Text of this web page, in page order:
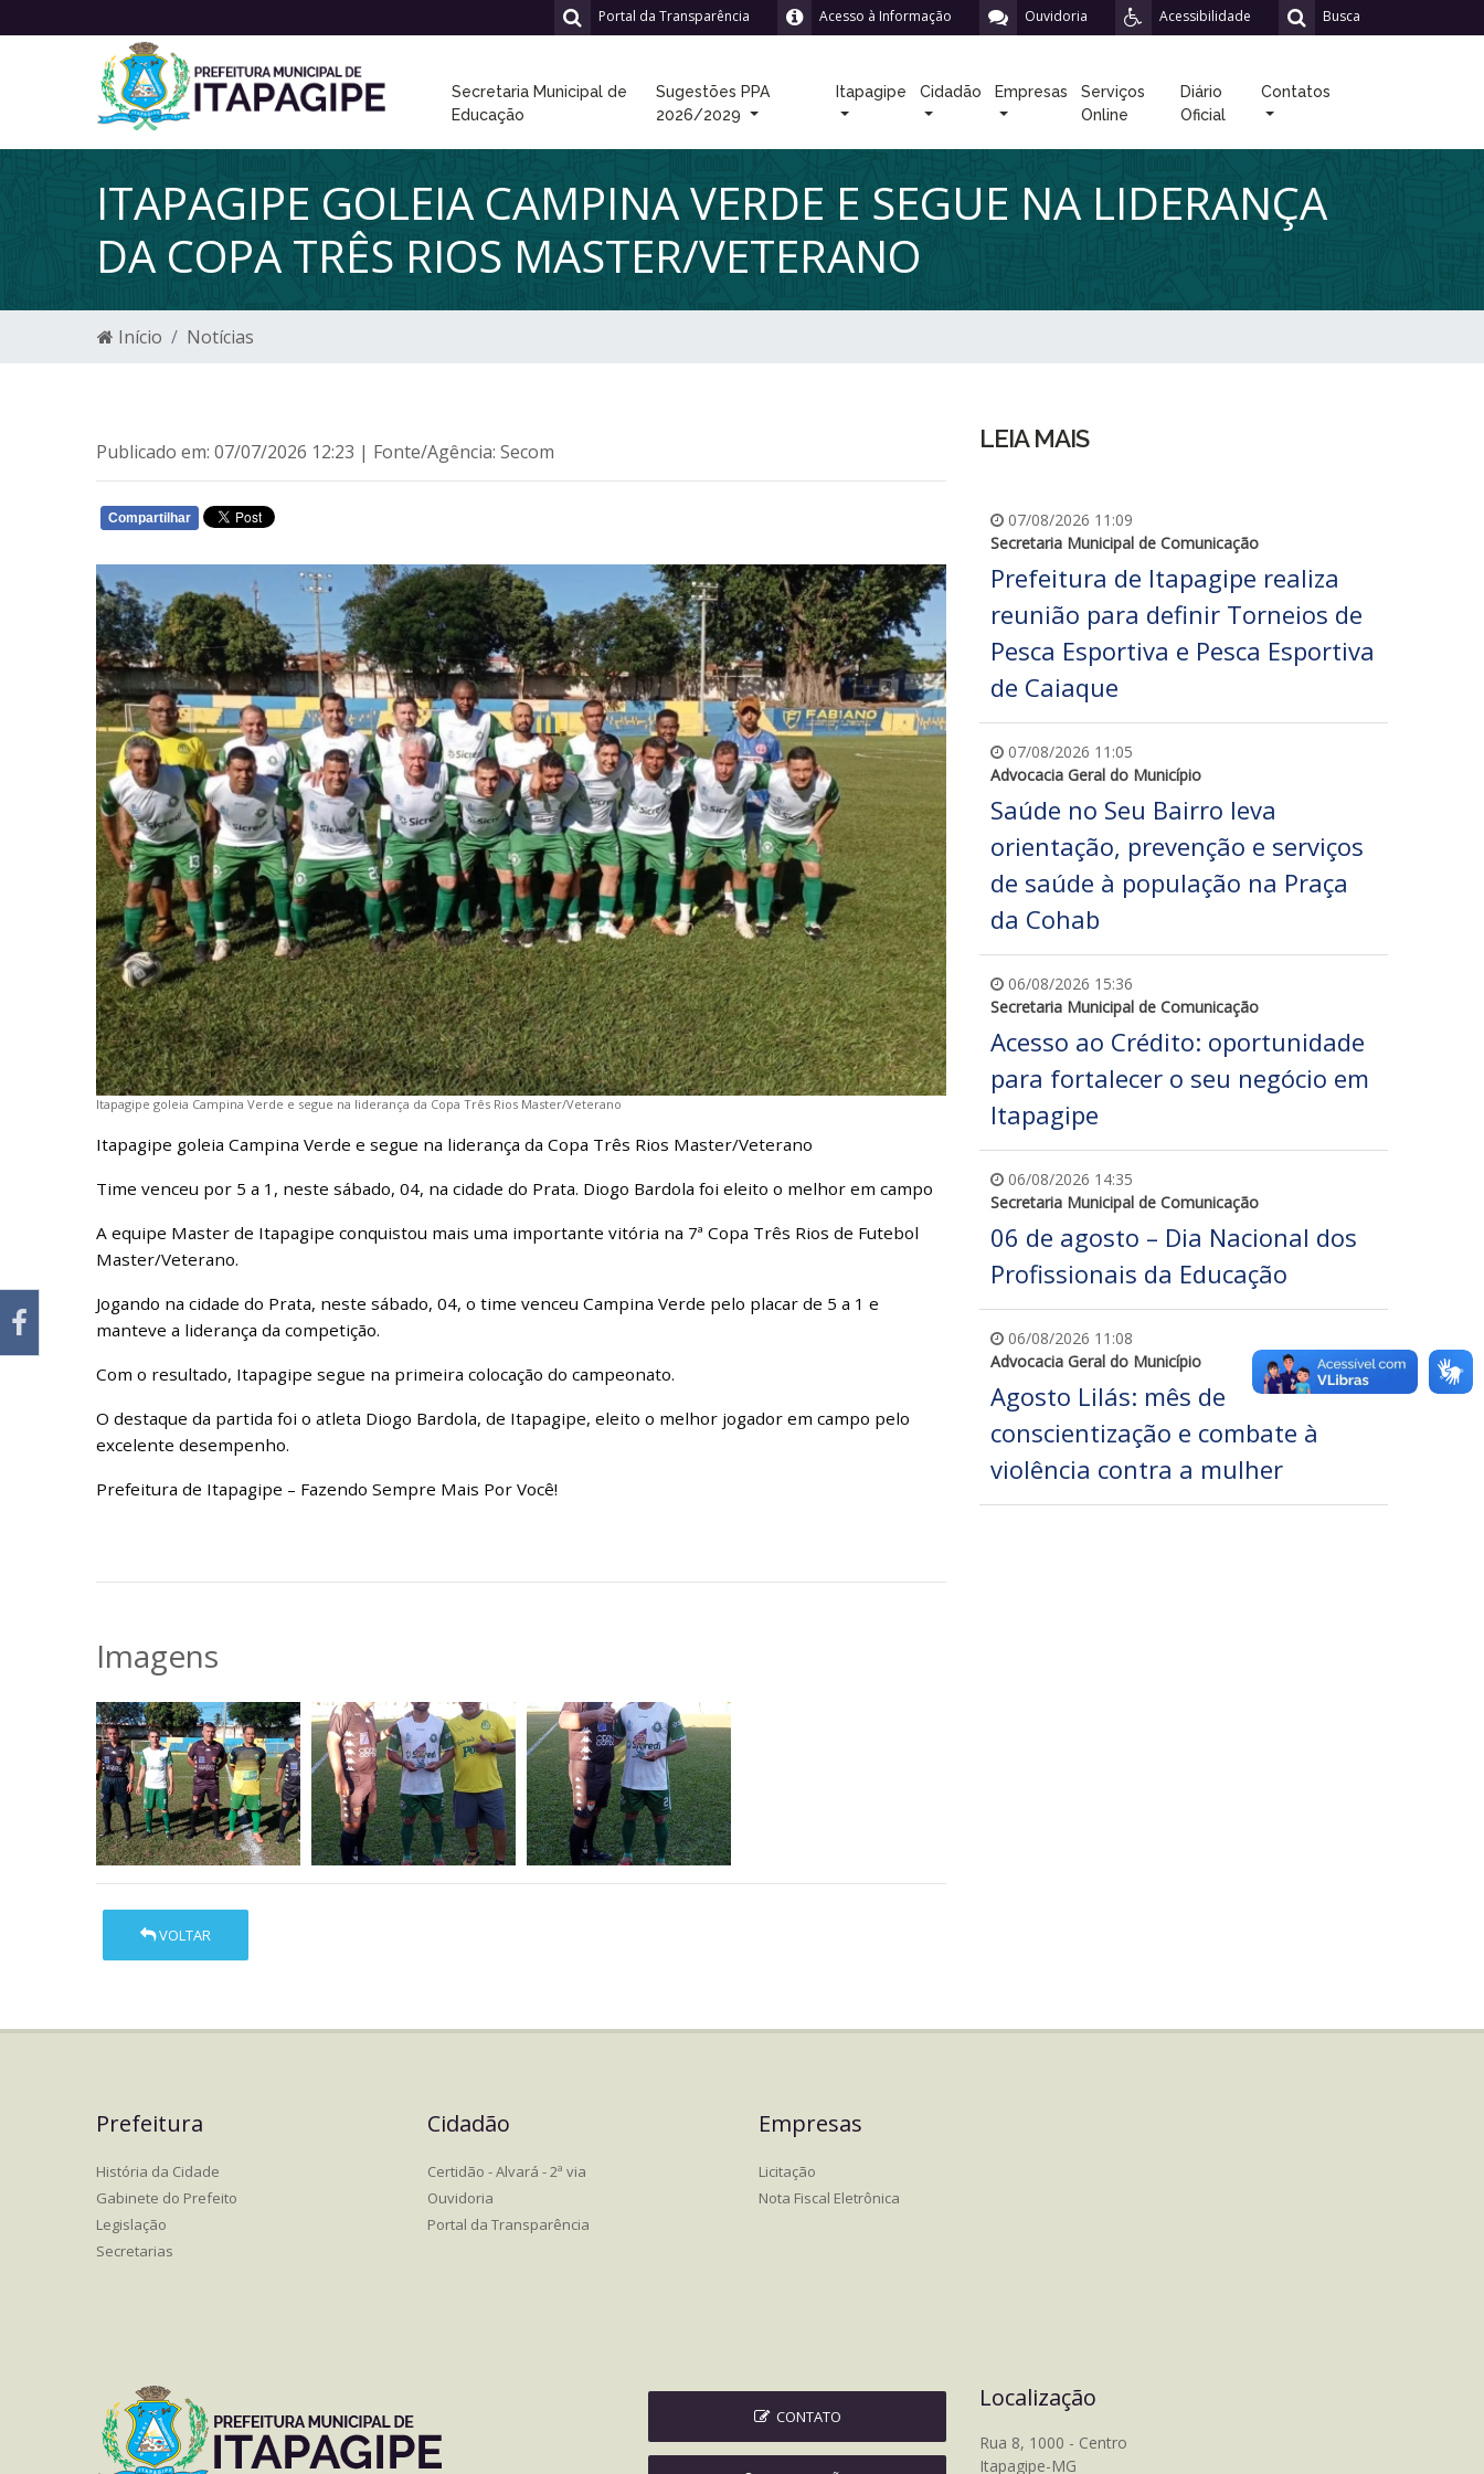
Busca
Acessibilidade
Ouvidoria
Acesso à Informação
Portal da Transparência
Secretaria Municipal de
Educação
Sugestões PPA
2026/2029
Itapagipe Cidadão Empresas
Serviços
Online
Diário
Oficial
Contatos
ITAPAGIPE GOLEIA CAMPINA VERDE E SEGUE NA LIDERANÇA
DA COPA TRÊS RIOS MASTER/VETERANO
Início Notícias
Publicado em: 07/07/2026 12:23 | Fonte/Agência: Secom
Compartilhar
Itapagipe goleia Campina Verde e segue na liderança da Copa Três Rios Master/Veterano
Itapagipe goleia Campina Verde e segue na liderança da Copa Três Rios Master/Veterano
Time venceu por 5 a 1, neste sábado, 04, na cidade do Prata. Diogo Bardola foi eleito o melhor em campo
A equipe Master de Itapagipe conquistou mais uma importante vitória na 7ª Copa Três Rios de Futebol
Master/Veterano.
Jogando na cidade do Prata, neste sábado, 04, o time venceu Campina Verde pelo placar de 5 a 1 e
manteve a liderança da competição.
Com o resultado, Itapagipe segue na primeira colocação do campeonato.
O destaque da partida foi o atleta Diogo Bardola, de Itapagipe, eleito o melhor jogador em campo pelo
excelente desempenho.
Prefeitura de Itapagipe – Fazendo Sempre Mais Por Você!
Imagens
VOLTAR
LEIA MAIS
07/08/2026 11:09
Secretaria Municipal de Comunicação
Prefeitura de Itapagipe realiza
reunião para definir Torneios de
Pesca Esportiva e Pesca Esportiva
de Caiaque
07/08/2026 11:05
Advocacia Geral do Município
Saúde no Seu Bairro leva
orientação, prevenção e serviços
de saúde à população na Praça
da Cohab
06/08/2026 15:36
Secretaria Municipal de Comunicação
Acesso ao Crédito: oportunidade
para fortalecer o seu negócio em
Itapagipe
06/08/2026 14:35
Secretaria Municipal de Comunicação
06 de agosto – Dia Nacional dos
Profissionais da Educação
06/08/2026 11:08
Advocacia Geral do Município
Agosto Lilás: mês de
conscientização e combate à
violência contra a mulher
Prefeitura
História da Cidade
Gabinete do Prefeito
Legislação
Secretarias
Cidadão
Certidão - Alvará - 2ª via
Ouvidoria
Portal da Transparência
Empresas
Licitação
Nota Fiscal Eletrônica
CONTATO
Localização
Rua 8, 1000 - Centro
Itapagipe-MG